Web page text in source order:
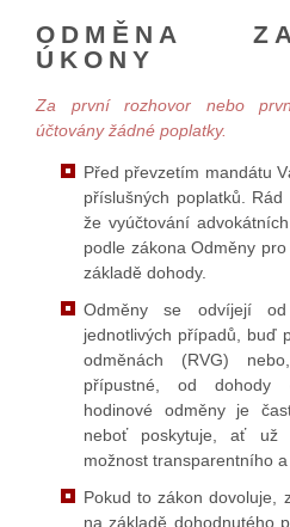
ODMĚNA
ÚKONY
Za první rozhovor nebo
účtovány žádné poplatky.
Před převzetím mandátu
příslušných poplatků.
že vyúčtování
podle zákona Odměny
základě dohody.
Odměny se odvíjejí
jednotlivých případů, buď
odměnách (RVG)
přípustné, od dohody
hodinové odměny je
neboť poskytuje, ať už
možnost transparentního
Pokud to zákon dovoluje,
na základě dohodnutého